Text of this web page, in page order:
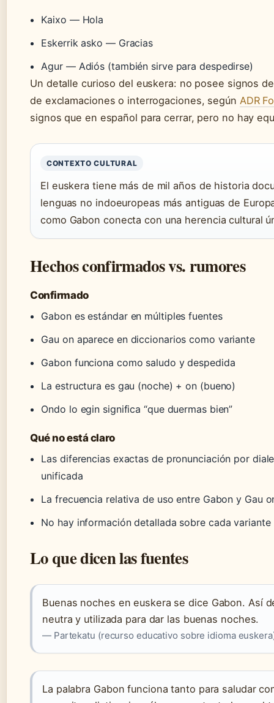
Kaixo — Hola
Eskerrik asko — Gracias
Agur — Adiós (también sirve para despedirse)
Un detalle curioso del euskera: no posee signos
de exclamaciones o interrogaciones, según ADR
signos que en español para cerrar, pero no hay
CONTEXTO CULTURAL
El euskera tiene más de mil años de historia
lenguas no indoeuropeas más antiguas de
como Gabon conecta con una herencia cultural
Hechos confirmados vs. rumores
Confirmado
Gabon es estándar en múltiples fuentes
Gau on aparece en diccionarios como variante
Gabon funciona como saludo y despedida
La estructura es gau (noche) + on (bueno)
Ondo lo egin significa “que duermas bien”
Qué no está claro
Las diferencias exactas de pronunciación por
unificada
La frecuencia relativa de uso entre Gabon y Gau
No hay información detallada sobre cada
Lo que dicen las fuentes
Buenas noches en euskera se dice Gabon. Así
neutra y utilizada para dar las buenas noches.
— Partekatu (recurso educativo sobre idioma
La palabra Gabon funciona tanto para saludar